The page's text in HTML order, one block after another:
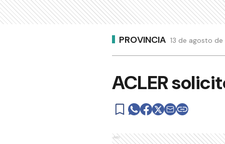
PROVINCIA 13 de agosto
ACLER
Ads